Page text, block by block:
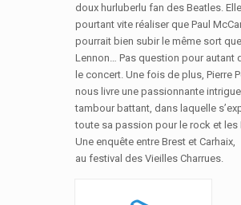
doux hurluberlu fan des Beatles.
pourtant vite réaliser que Paul
pourrait bien subir le même sort
Lennon… Pas question pour autant
le concert. Une fois de plus, Pierre
nous livre une passionnante
tambour battant, dans laquelle
toute sa passion pour le rock et les
Une enquête entre Brest et Carhaix,
au festival des Vieilles Charrues.